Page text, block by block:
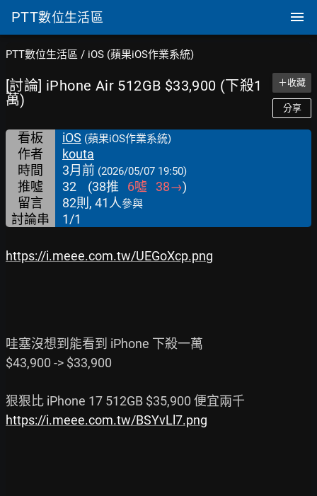
PTT數位生活區
PTT數位生活區 / iOS (蘋果iOS作業系統)
[討論] iPhone Air 512GB $33,900 (下殺1
萬)
＋收藏
分享
看板 iOS (蘋果iOS作業系統)
作者
kouta
時間
3月前 (2026/05/07 19:50)
推噓 32 (38推 6噓 38→)
留言
82則, 41人參與
討論串 1/1
https://i.meee.com.tw/UEGoXcp.png
哇塞沒想到能看到 iPhone 下殺一萬
$43,900 -> $33,900
https://i.meee.com.tw/BSYvLl7.png